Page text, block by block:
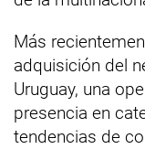
Más
adquisición del
Uruguay, una
presencia en
tendencias de